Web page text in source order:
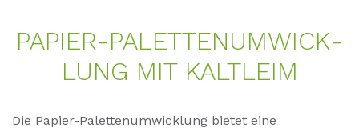
PA­PIER-PA­LET­TEN­UM­WICK­
LUNG MIT KALT­LEIM
Die Papier-Palettenumwicklung bietet eine